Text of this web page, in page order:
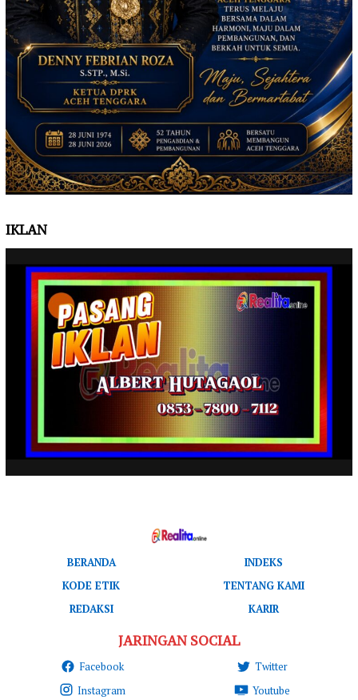
IKLAN
BERANDA
INDEKS
KODE ETIK
TENTANG KAMI
REDAKSI
KARIR
JARINGAN SOCIAL
Facebook
Twitter
Instagram
Youtube